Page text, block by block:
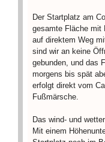
Der Startplatz am
gesamte Fläche mit
auf direktem Weg
sind wir an keine
gebunden, und das
morgens bis spät
erfolgt direkt vom
Fußmärsche.
Das wind- und
Mit einem